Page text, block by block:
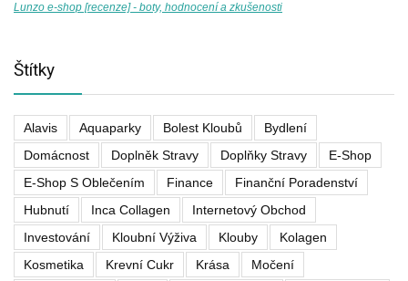
Lunzo e-shop [recenze] - boty, hodnocení a zkušenosti
Štítky
Alavis Aquaparky Bolest Kloubů
Bydlení
Domácnost
Doplněk Stravy Doplňky Stravy
E-Shop
E-Shop S Oblečením
Finance
Finanční Poradenství
Hubnutí
Inca Collagen
Internetový Obchod
Investování
Kloubní Výživa Klouby
Kolagen
Kosmetika
Krevní Cukr Krása Močení